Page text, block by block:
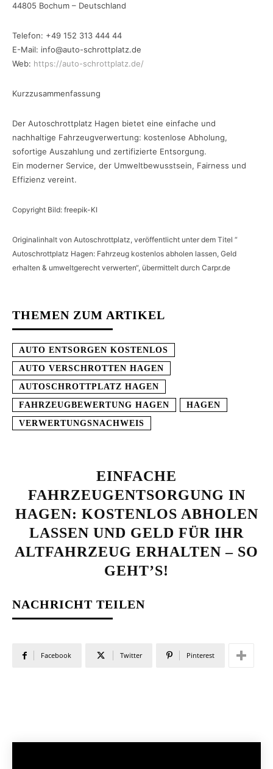
44805 Bochum – Deutschland
Telefon: +49 152 313 444 44
E-Mail: info@auto-schrottplatz.de
Web: https://auto-schrottplatz.de/
Kurzzusammenfassung
Der Autoschrottplatz Hagen bietet eine einfache und
nachhaltige Fahrzeugverwertung: kostenlose Abholung,
sofortige Auszahlung und zertifizierte Entsorgung.
Ein moderner Service, der Umweltbewusstsein, Fairness und
Effizienz vereint.
Copyright Bild: freepik-KI
Originalinhalt von Autoschrottplatz, veröffentlicht unter dem Titel “
Autoschrottplatz Hagen: Fahrzeug kostenlos abholen lassen, Geld
erhalten & umweltgerecht verwerten“, übermittelt durch Carpr.de
THEMEN ZUM ARTIKEL
AUTO ENTSORGEN KOSTENLOS
AUTO VERSCHROTTEN HAGEN
AUTOSCHROTTPLATZ HAGEN
FAHRZEUGBEWERTUNG HAGEN
HAGEN
VERWERTUNGSNACHWEIS
EINFACHE
FAHRZEUGENTSORGUNG IN
HAGEN: KOSTENLOS ABHOLEN
LASSEN UND GELD FÜR IHR
ALTFAHRZEUG ERHALTEN – SO
GEHT’S!
NACHRICHT TEILEN
Facebook Twitter Pinterest